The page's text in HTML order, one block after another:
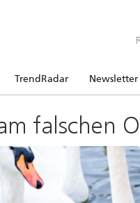
TrendRadar Newsletter
falschen